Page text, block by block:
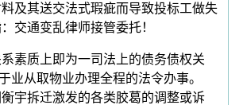
及其送交法式瑕疵而导致投标工做失
交通变乱律师接管委托！
质上即为一司法上的债务债权关
业从取物业办理全程的法令办事。
宇拆迁激发的各类胶葛的调整或诉